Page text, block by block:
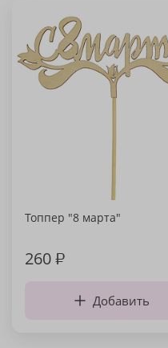
Топпер "8 марта"
260₽
Добавить